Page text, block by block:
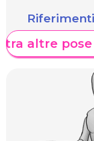
altre pose